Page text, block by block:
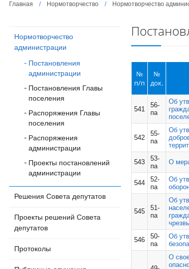
Главная / Нормотворчество / Нормотворчество
Нормотворчество
администрации
Постановления
администрации
Постановления Главы
поселения
Распоряжения Главы
поселения
Распоряжения
администрации
Проекты постановлений
администрации
Решения Совета депутатов
Проекты решений Совета
депутатов
Протоколы
№
п/п
№
док.
541
56-
па
Об
542
55-
па
Об
543
53-
па
О
544
52-
па
Об
545
51-
па
Об
546
50-
па
Об
О